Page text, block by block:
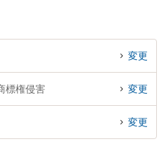
変更
標権侵害 変更
変更